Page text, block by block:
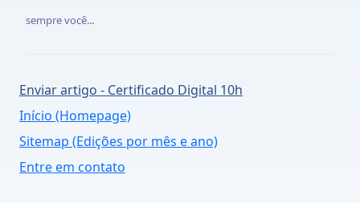
sempre você...
Enviar artigo - Certificado Digital 10h
Início (Homepage)
Sitemap (Edições por mês e ano)
Entre em contato